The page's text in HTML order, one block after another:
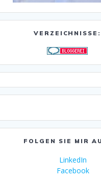
VERZEICHNISSE:
FOLGEN SIE MIR
LinkedIn
Facebook